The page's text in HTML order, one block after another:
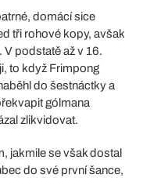
domácí sice
tři rohové kopy, avšak
V podstatě až v 16.
to když Frimpong
do šestnáctky a
gólmana
zlikvidovat.
jakmile se však dostal
do své první šance,